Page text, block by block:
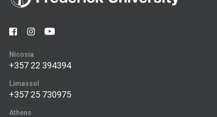
Nicosia
+357 22 394394
Limassol
+357 25 730975
Athens